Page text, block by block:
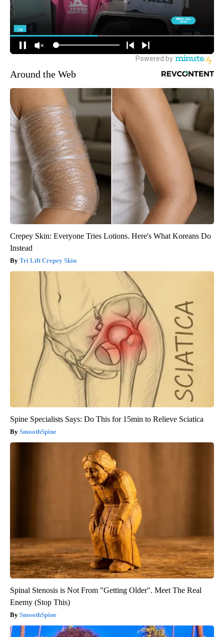
Around the Web
Crepey Skin: Everyone Tries Lotions. Here's What Koreans Do
Instead
Tri Lift Crepey Skin
Spine Specialists Says: Do This for 15min to Relieve Sciatica
SmoothSpine
Spinal Stenosis is Not From "Getting Older". Meet The Real
Enemy (Stop This)
SmoothSpine